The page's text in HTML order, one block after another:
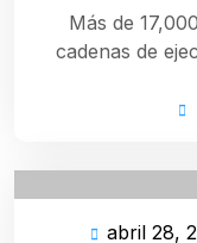
Más de
cadenas de
abril 28,